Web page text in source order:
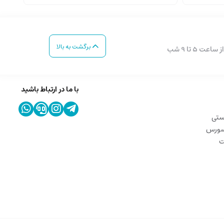
برگشت به بالا
سورس
با ما در ارتباط باشید